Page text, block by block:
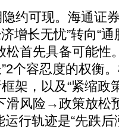
可现。海通证券
增长无忧”转向“
松首先具备可能性
个容忍度的权衡
框架，以及“紧缩
滑风险→政策放松
行轨迹是“先跌后